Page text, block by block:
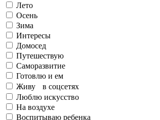
Излучаю счастье
Заряжен на успех
Элегантный
Бунтарский
Люблю искусство
На воздухе
Лето
Осень
Зима
Интересы
Домосед
Путешествую
Саморазвитие
Готовлю и ем
Живу в соцсетях
Люблю искусство
На воздухе
Воспитываю ребенка